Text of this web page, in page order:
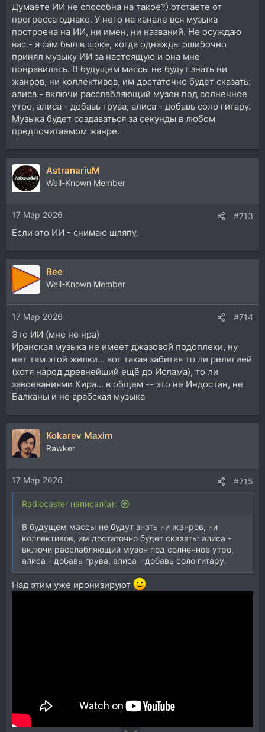
Думаете ИИ не способна на такое?) отстаете от
прогресса однако. У него на канале вся музыка
построена на ИИ, ни имен, ни названий. Не осуждаю
вас - я сам был в шоке, когда однажды ошибочно
принял музыку ИИ за настоящую и она мне
понравилась. В будущем массы не будут знать ни
жанров, ни коллективов, им достаточно будет сказать:
алиса - включи расслабляющий музон под солнечное
утро, алиса - добавь грува, алиса - добавь соло гитару.
Музыка будет создаваться за секунды в любом
предпочитаемом жанре.
AstranariuM
Well-Known Member
17 Мар 2026 #713
Если это ИИ - снимаю шляпу.
Ree
Well-Known Member
17 Мар 2026 #714
Это ИИ (мне не нра)
Иранская музыка не имеет джазовой подоплеки, ну
нет там этой жилки... вот такая забитая то ли религией
(хотя народ древнейший ещё до Ислама), то ли
завоеваниями Кира... в общем -- это не Индостан, не
Балканы и не арабская музыка
Kokarev Maxim
Rawker
17 Мар 2026 #715
Radiocaster написал(а):
В будущем массы не будут знать ни жанров, ни
коллективов, им достаточно будет сказать: алиса -
включи расслабляющий музон под солнечное утро,
алиса - добавь грува, алиса - добавь соло гитару.
Над этим уже иронизируют